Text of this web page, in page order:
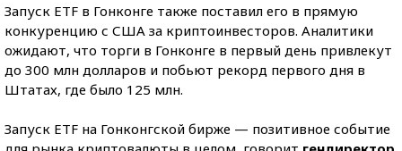
Запуск ETF в Гонконге также поставил его в прямую
конкуренцию с США за криптоинвесторов. Аналитики
ожидают, что торги в Гонконге в первый день привлекут
до 300 млн долларов и побьют рекорд первого дня в
Штатах, где было 125 млн.
Запуск ETF на Гонконгской бирже — позитивное событие